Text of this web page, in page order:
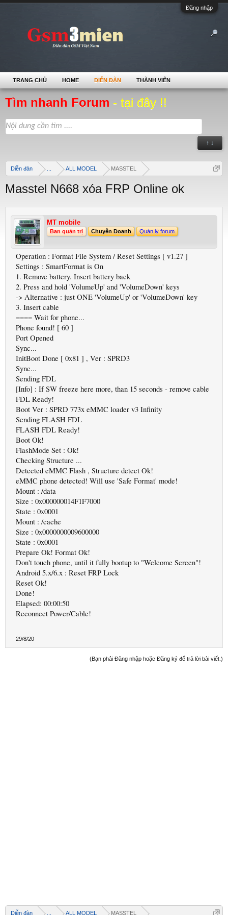
Đăng nhập
Tìm nhanh Forum - tại đây !!
↑ ↓
Diễn đàn ALL MODEL MASSTEL
+ Chúng tôi có tất cả các dịch vụ Online từ xa
Masstel N668 xóa FRP Online ok
MT mobile
Ban quản trị Chuyên Doanh Quản lý forum
Operation : Format File System / Reset Settings [ v1.27 ]
Settings : SmartFormat is On
1. Remove battery. Insert battery back
2. Press and hold 'VolumeUp' and 'VolumeDown' keys
-> Alternative : just ONE 'VolumeUp' or 'VolumeDown' key
3. Insert cable
==== Wait for phone...
Phone found! [ 60 ]
Port Opened
Sync...
InitBoot Done [ 0x81 ] , Ver : SPRD3
Sync...
Sending FDL
[Info] : If SW freeze here more, than 15 seconds - remove cable
FDL Ready!
Boot Ver : SPRD 773x eMMC loader v3 Infinity
Sending FLASH FDL
FLASH FDL Ready!
Boot Ok!
FlashMode Set : Ok!
Checking Structure ...
Detected eMMC Flash , Structure detect Ok!
eMMC phone detected! Will use 'Safe Format' mode!
Mount : /data
Size : 0x000000014F1F7000
State : 0x0001
Mount : /cache
Size : 0x0000000009600000
State : 0x0001
Prepare Ok! Format Ok!
Don't touch phone, until it fully bootup to "Welcome Screen"!
Android 5.x/6.x : Reset FRP Lock
Reset Ok!
Done!
Elapsed: 00:00:50
Reconnect Power/Cable!
29/8/20
(Bạn phải Đăng nhập hoặc Đăng ký để trả lời bài viết.)
Diễn đàn ALL MODEL MASSTEL
TRANG CHỦ HOME DIỄN ĐÀN THÀNH VIÊN